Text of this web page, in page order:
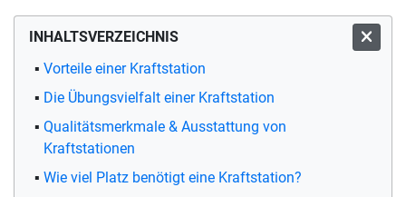
INHALTSVERZEICHNIS
Vorteile einer Kraftstation
Die Übungsvielfalt einer Kraftstation
Qualitätsmerkmale & Ausstattung von
Kraftstationen
Wie viel Platz benötigt eine Kraftstation?